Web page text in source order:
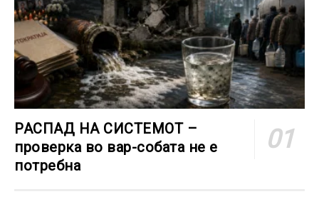
РАСПАД НА СИСТЕМОТ –
проверка во вар-собата не е
потребна